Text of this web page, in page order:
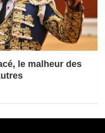
le malheur des